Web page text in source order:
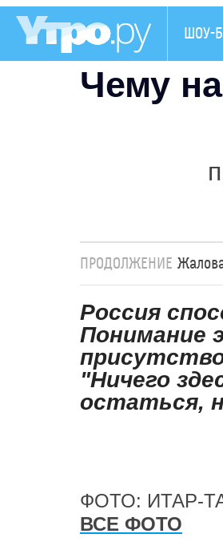
ШОУ-
Чему
ПРОДОЛЖЕНИЕ
Россия
Понимание
"Ничего
остаться,
ФОТО: ИТАР-
ВСЕ ФОТО